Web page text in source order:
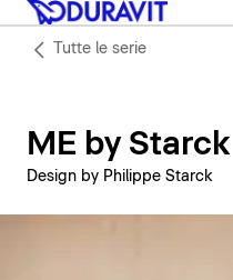
Tutte le serie
ME by Starck
Design by Philippe Starck